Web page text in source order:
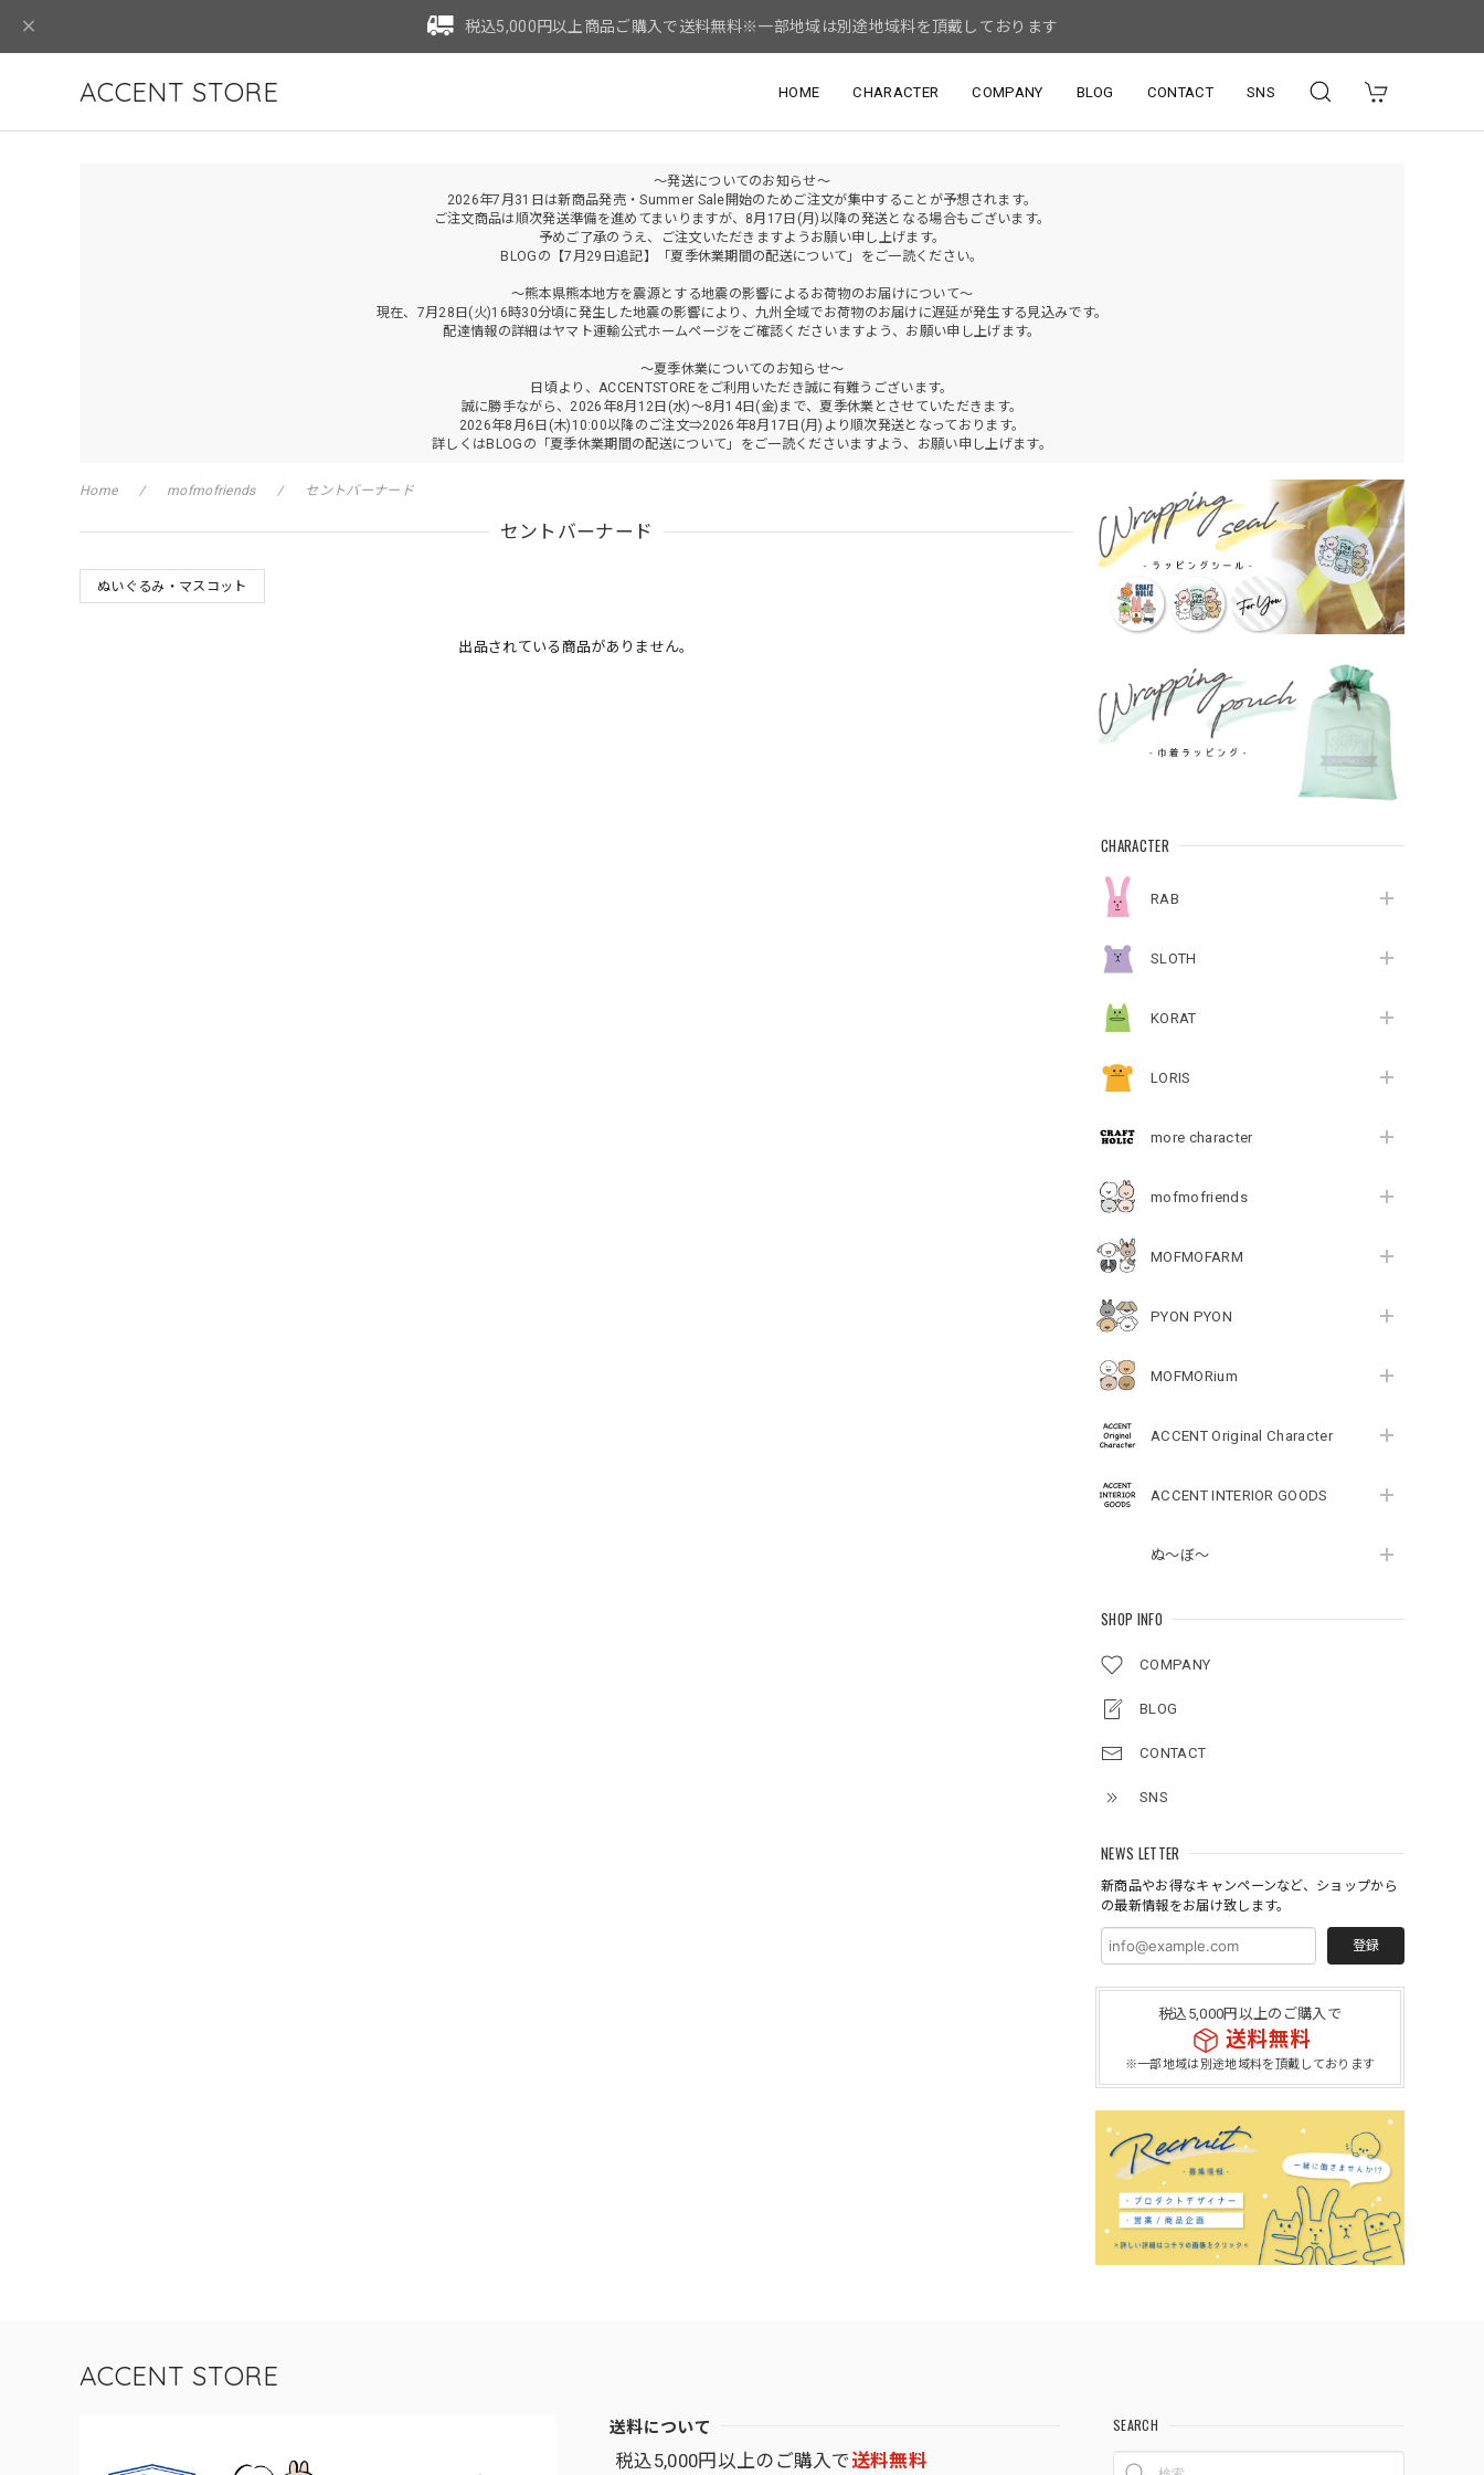
税込5,000円以上商品ご購入で送料無料※一部地域は別途地域料を頂戴しております
ACCENT STORE HOME CHARACTER COMPANY BLOG CONTACT SNS
～発送についてのお知らせ～
2026年7月31日は新商品発売・Summer Sale開始のためご注文が集中することが予想されます。
ご注文商品は順次発送準備を進めてまいりますが、8月17日(月)以降の発送となる場合もございます。
予めご了承のうえ、ご注文いただきますようお願い申し上げます。
BLOGの【7月29日追記】「夏季休業期間の配送について」をご一読ください。
～熊本県熊本地方を震源とする地震の影響によるお荷物のお届けについて～
現在、7月28日(火)16時30分頃に発生した地震の影響により、九州全域でお荷物のお届けに遅延が発生する見込みです。
配達情報の詳細はヤマト運輸公式ホームページをご確認くださいますよう、お願い申し上げます。
～夏季休業についてのお知らせ～
日頃より、ACCENTSTOREをご利用いただき誠に有難うございます。
誠に勝手ながら、2026年8月12日(水)～8月14日(金)まで、夏季休業とさせていただきます。
2026年8月6日(木)10:00以降のご注文⇒2026年8月17日(月)より順次発送となっております。
詳しくはBLOGの「夏季休業期間の配送について」をご一読くださいますよう、お願い申し上げます。
CHARACTER
RAB
SLOTH
KORAT
LORIS
more character
mofmofriends
MOFMOFARM
PYON PYON
MOFMORium
ACCENT Original Character
ACCENT INTERIOR GOODS
ぬ～ぼ～
SHOP INFO
COMPANY
BLOG
CONTACT
SNS
NEWS LETTER
新商品やお得なキャンペーンなど、ショップから
の最新情報をお届け致します。
登録
税込5,000円以上のご購入で
送料無料
※一部地域は別途地域料を頂戴しております
Home mofmofriends セントバーナード
セントバーナード
ぬいぐるみ・マスコット
出品されている商品がありません。
ACCENT STORE
送料について
税込5,000円以上のご購入で送料無料
SEARCH